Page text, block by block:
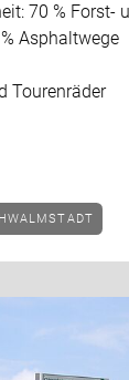
70 % Forst-
Asphaltwege
Tourenräder